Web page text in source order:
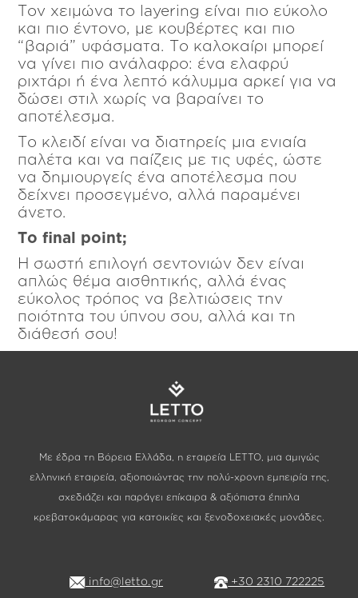
Τον χειμώνα το layering είναι πιο εύκολο
και πιο έντονο, με κουβέρτες και πιο
“βαριά” υφάσματα. Το καλοκαίρι μπορεί
να γίνει πιο ανάλαφρο: ένα ελαφρύ
ριχτάρι ή ένα λεπτό κάλυμμα αρκεί για να
δώσει στιλ χωρίς να βαραίνει το
αποτέλεσμα.
Το κλειδί είναι να διατηρείς μια ενιαία
παλέτα και να παίζεις με τις υφές, ώστε
να δημιουργείς ένα αποτέλεσμα που
δείχνει προσεγμένο, αλλά παραμένει
άνετο.
Το final point;
Η σωστή επιλογή σεντονιών δεν είναι
απλώς θέμα αισθητικής, αλλά ένας
εύκολος τρόπος να βελτιώσεις την
ποιότητα του ύπνου σου, αλλά και τη
διάθεσή σου!
Με έδρα τη Βόρεια Ελλάδα, η εταιρεία LETTO, μια αμιγώς
ελληνική εταιρεία, αξιοποιώντας την πολύ-χρονη εμπειρία της,
σχεδιάζει και παράγει επίκαιρα & αξιόπιστα έπιπλα
κρεβατοκάμαρας για κατοικίες και ξενοδοχειακές μονάδες.
info@letto.gr +30 2310 722225